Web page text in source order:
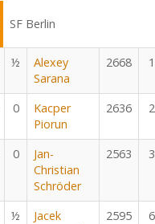
SF Berlin
½
Alexey
Sarana
2668 1
0
Kacper
Piorun
2636 2
0
Jan-
Christian
Schröder
2563 3
½
Jacek
2595 6